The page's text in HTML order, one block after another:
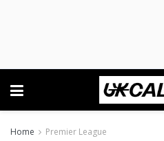
Home Premier League